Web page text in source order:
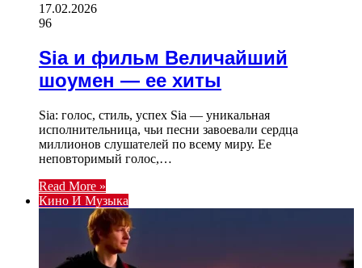
17.02.2026
96
Sia и фильм Величайший
шоумен — ее хиты
Sia: голос, стиль, успех Sia — уникальная
исполнительница, чьи песни завоевали сердца
миллионов слушателей по всему миру. Ее
неповторимый голос,…
Read More »
Кино И Музыка